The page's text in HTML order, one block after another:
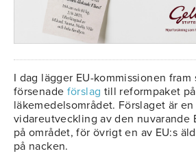
I dag lägger EU-kommissionen
försenade förslag till reformpaket på
läkemedelsområdet. Förslaget är
vidareutveckling av den nuvarande
på området, för övrigt en av EU:s
på nacken.